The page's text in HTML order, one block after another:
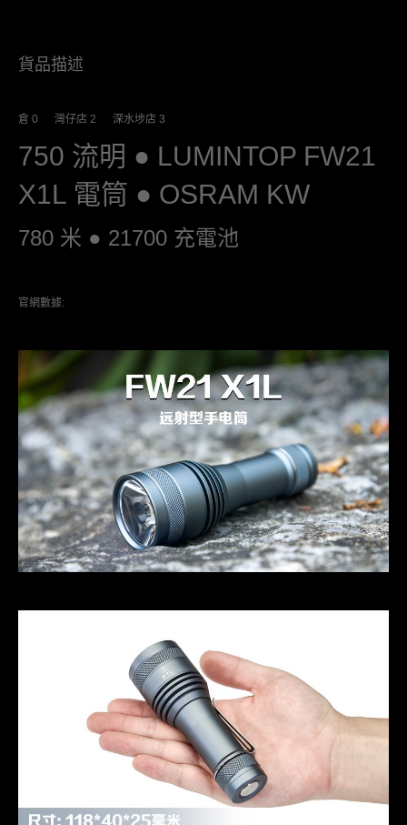
貨品描述
倉 0 灣仔店 2 深水埗店 3
750 流明 ● LUMINTOP FW21
X1L 電筒 ● OSRAM KW
780 米 ● 21700 充電池
官網數據: